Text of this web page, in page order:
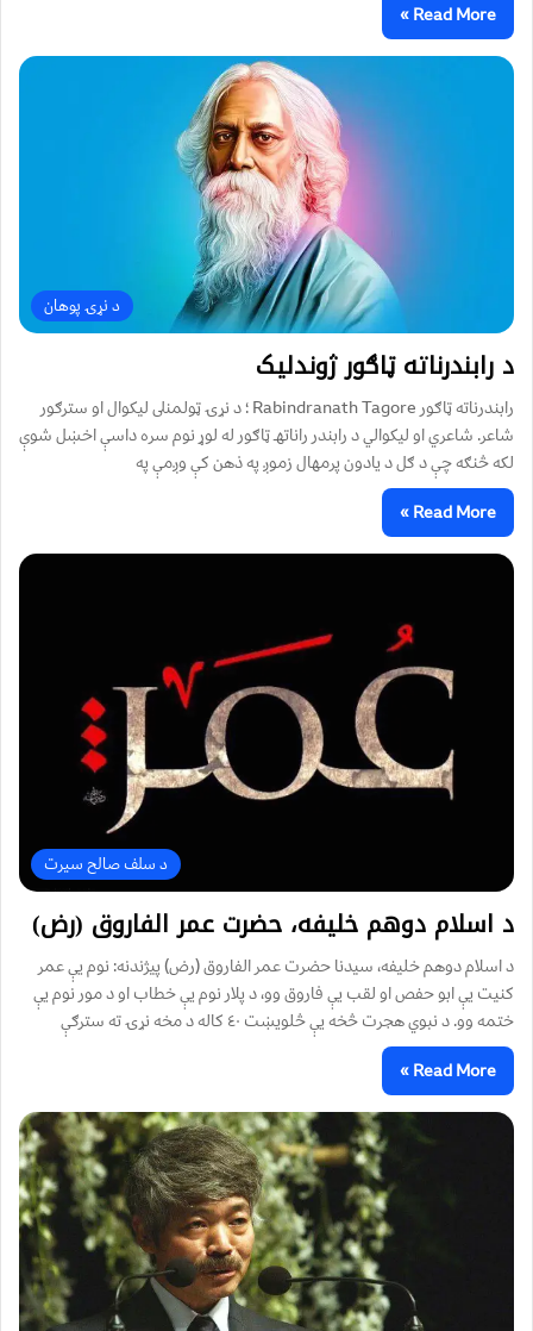
Read More »
د نړۍ پوهان
د رابندرناته ټاګور ژوندلیک
رابندرناته ټاګور Rabindranath Tagore ؛ د نړۍ ټولمنلى ليکوال او سترګور
شاعر. شاعري او ليکوالي د رابندر راناتهـ ټاګور له لوړ نوم سره داسې اخښل شوې
لکه څنګه چې د ګل د يادون پرمهال زموږ په ذهن کې وږمې په
Read More »
د سلف صالح سیرت
د اسلام دوهم خلیفه، حضرت عمر الفاروق (رض)
د اسلام دوهم خلیفه، سیدنا حضرت عمر الفاروق (رض) پیژندنه: نوم یې عمر
کنیت یې ابو حفص او لقب یې فاروق وو، د پلار نوم یې خطاب او د مور نوم یې
ختمه وو. د نبوي هجرت څخه یې څلویښت ٤٠ کاله د مخه نړۍ ته سترګې
Read More »